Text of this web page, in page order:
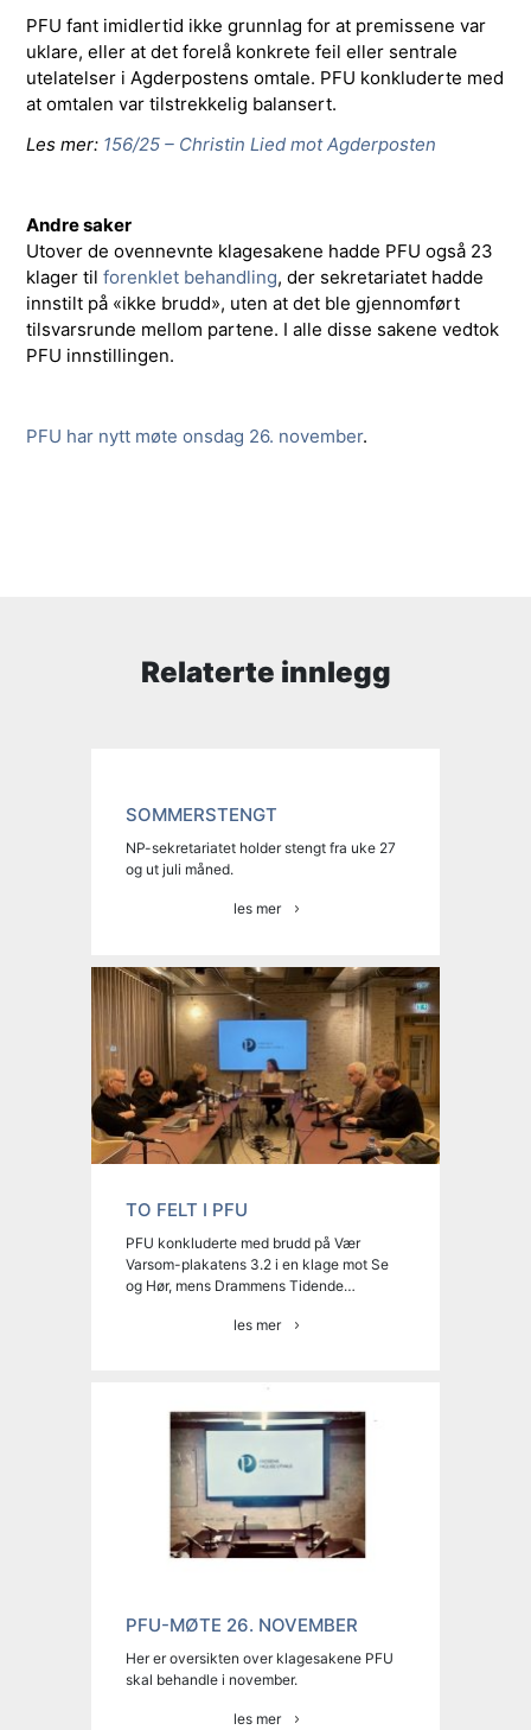
PFU fant imidlertid ikke grunnlag for at premissene var
uklare, eller at det forelå konkrete feil eller sentrale
utelatelser i Agderpostens omtale. PFU konkluderte med
at omtalen var tilstrekkelig balansert.
Les mer: 156/25 – Christin Lied mot Agderposten
Andre saker
Utover de ovennevnte klagesakene hadde PFU også 23
klager tilforenklet behandling, der sekretariatet hadde
innstilt på «ikke brudd», uten at det ble gjennomført
tilsvarsrunde mellom partene. I alle disse sakene vedtok
PFU innstillingen.
PFU har nytt møte onsdag 26. november.
Relaterte innlegg
SOMMERSTENGT
NP-sekretariatet holder stengt fra uke 27
og ut juli måned.
les mer
TO FELT I PFU
PFU konkluderte med brudd på Vær
Varsom-plakatens 3.2 i en klage mot Se
og Hør, mens Drammens Tidende…
les mer
PFU-MØTE 26. NOVEMBER
Her er oversikten over klagesakene PFU
skal behandle i november.
les mer